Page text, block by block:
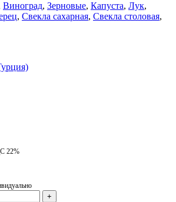
Виноград, Зерновые, Капуста, Лук,
, Свекла сахарная, Свекла столовая,
22%
+